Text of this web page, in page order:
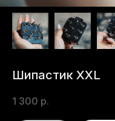
Шипастик XXL
1 300 р.